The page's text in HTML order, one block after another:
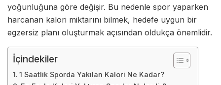
yoğunluğuna göre değişir. Bu nedenle spor yaparken
harcanan kalori miktarını bilmek, hedefe uygun bir
egzersiz planı oluşturmak açısından oldukça önemlidir.
İçindekiler
1 Saatlik Sporda Yakılan Kalori Ne Kadar?